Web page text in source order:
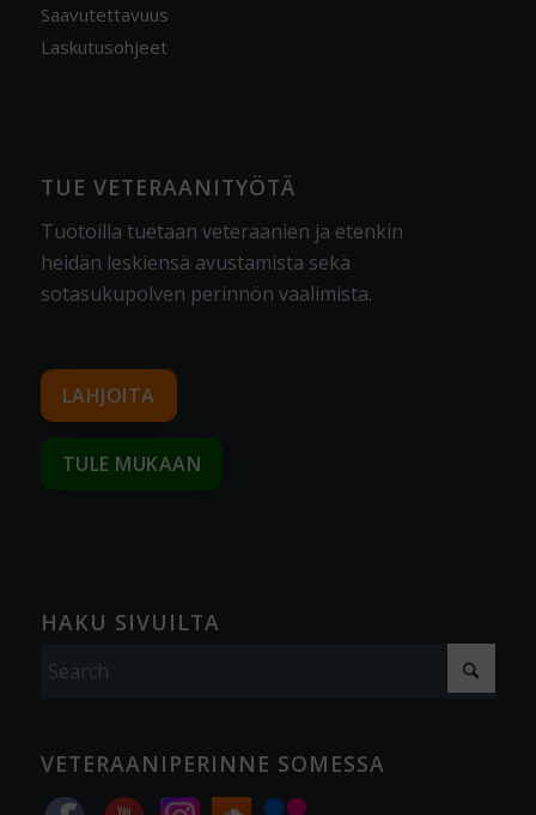
Saavutettavuus
Laskutusohjeet
TUE VETERAANITYÖTÄ
Tuotoilla tuetaan veteraanien ja etenkin
heidän leskiensä avustamista sekä
sotasukupolven perinnön vaalimista.
LAHJOITA
TULE MUKAAN
HAKU SIVUILTA
VETERAANIPERINNE SOMESSA